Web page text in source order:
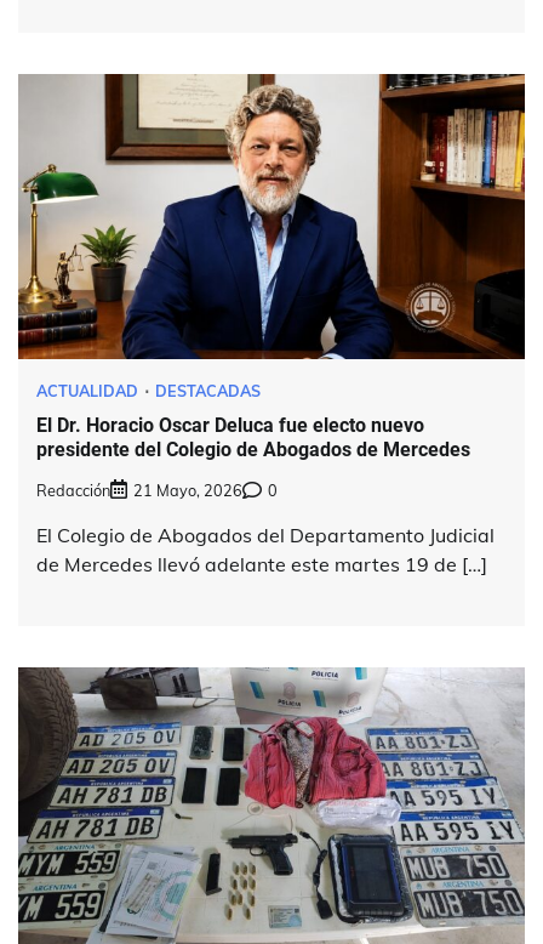
ACTUALIDAD DESTACADAS
El Dr. Horacio Oscar Deluca fue electo nuevo
presidente del Colegio de Abogados de Mercedes
Redacción 21 Mayo, 2026 0
El Colegio de Abogados del Departamento Judicial
de Mercedes llevó adelante este martes 19 de […]